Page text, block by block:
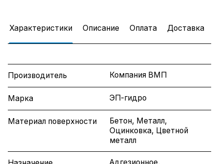
Характеристики Описание Оплата Доставка
Производитель Компания ВМП
Марка ЭП-гидро
Материал поверхности
Бетон, Металл,
Оцинковка, Цветной
металл